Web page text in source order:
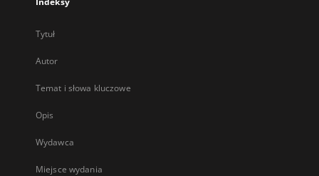
Tytuł
Autor
Temat i słowa kluczowe
Opis
Wydawca
Miejsce wydania